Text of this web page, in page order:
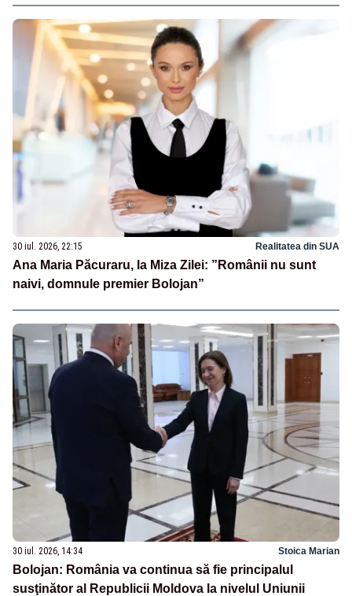
30 iul. 2026, 22:15 Realitatea din SUA
Ana Maria Păcuraru, la Miza Zilei: ”Românii nu sunt
naivi, domnule premier Bolojan”
30 iul. 2026, 14:34 Stoica Marian
Bolojan: România va continua să fie principalul
susţinător al Republicii Moldova la nivelul Uniunii